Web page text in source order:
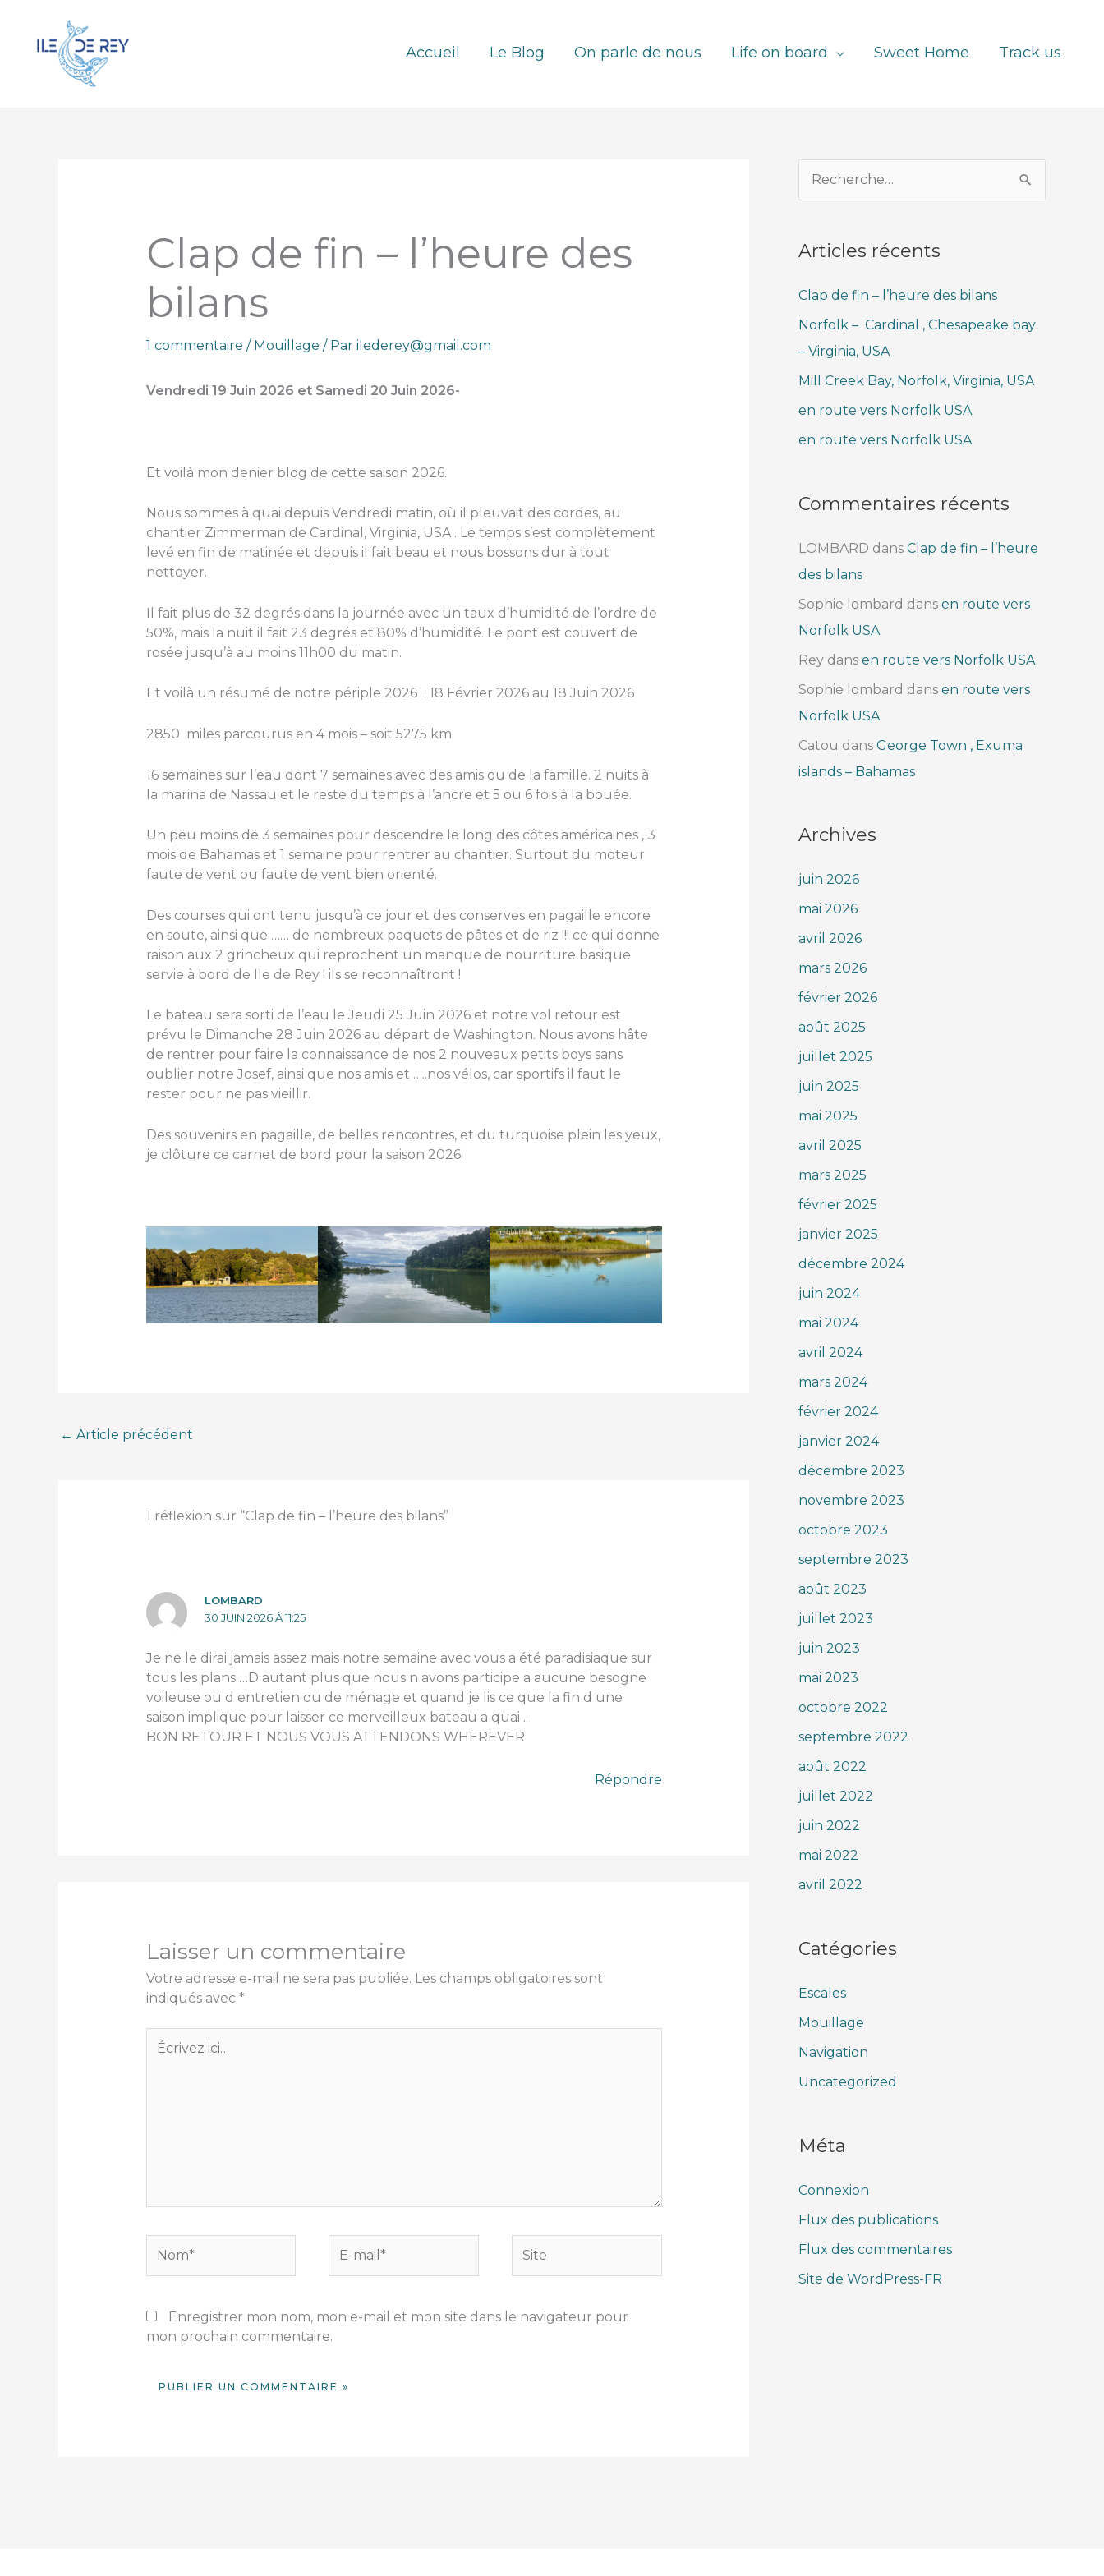
contenu
Accueil Le Blog On parle de nous Life on board Sweet Home Track us
Clap de fin – l’heure des
bilans
1 commentaire / Mouillage / Par ilederey@gmail.com
Vendredi 19 Juin 2026 et Samedi 20 Juin 2026-
Et voilà mon denier blog de cette saison 2026.
Nous sommes à quai depuis Vendredi matin, où il pleuvait des cordes, au
chantier Zimmerman de Cardinal, Virginia, USA . Le temps s’est complètement
levé en fin de matinée et depuis il fait beau et nous bossons dur à tout
nettoyer.
Il fait plus de 32 degrés dans la journée avec un taux d’humidité de l’ordre de
50%, mais la nuit il fait 23 degrés et 80% d’humidité. Le pont est couvert de
rosée jusqu’à au moins 11h00 du matin.
Et voilà un résumé de notre périple 2026 : 18 Février 2026 au 18 Juin 2026
2850 miles parcourus en 4 mois – soit 5275 km
16 semaines sur l’eau dont 7 semaines avec des amis ou de la famille. 2 nuits à
la marina de Nassau et le reste du temps à l’ancre et 5 ou 6 fois à la bouée.
Un peu moins de 3 semaines pour descendre le long des côtes américaines , 3
mois de Bahamas et 1 semaine pour rentrer au chantier. Surtout du moteur
faute de vent ou faute de vent bien orienté.
Des courses qui ont tenu jusqu’à ce jour et des conserves en pagaille encore
en soute, ainsi que …… de nombreux paquets de pâtes et de riz !!! ce qui donne
raison aux 2 grincheux qui reprochent un manque de nourriture basique
servie à bord de Ile de Rey ! ils se reconnaîtront !
Le bateau sera sorti de l’eau le Jeudi 25 Juin 2026 et notre vol retour est
prévu le Dimanche 28 Juin 2026 au départ de Washington. Nous avons hâte
de rentrer pour faire la connaissance de nos 2 nouveaux petits boys sans
oublier notre Josef, ainsi que nos amis et …..nos vélos, car sportifs il faut le
rester pour ne pas vieillir.
Des souvenirs en pagaille, de belles rencontres, et du turquoise plein les yeux,
je clôture ce carnet de bord pour la saison 2026.
← Article précédent
1 réflexion sur “Clap de fin – l’heure des bilans”
LOMBARD
30 JUIN 2026 À 11:25
Je ne le dirai jamais assez mais notre semaine avec vous a été paradisiaque sur
tous les plans …D autant plus que nous n avons participe a aucune besogne
voileuse ou d entretien ou de ménage et quand je lis ce que la fin d une
saison implique pour laisser ce merveilleux bateau a quai ..
BON RETOUR ET NOUS VOUS ATTENDONS WHEREVER
Répondre
Laisser un commentaire
Votre adresse e-mail ne sera pas publiée. Les champs obligatoires sont
indiqués avec *
Écrivez
ici…
mail*
Enregistrer mon nom, mon e-mail et mon site dans le navigateur pour
mon prochain commentaire.
e
h
r
c
h
e
r
Articles récents
Clap de fin – l’heure des bilans
Norfolk – Cardinal , Chesapeake bay
– Virginia, USA
Mill Creek Bay, Norfolk, Virginia, USA
en route vers Norfolk USA
en route vers Norfolk USA
Commentaires récents
LOMBARD dansClap de fin – l’heure
des bilans
Sophie lombard dansen route vers
Norfolk USA
Rey dansen route vers Norfolk USA
Sophie lombard dansen route vers
Norfolk USA
Catou dansGeorge Town , Exuma
islands – Bahamas
Archives
juin 2026
mai 2026
avril 2026
mars 2026
février 2026
août 2025
juillet 2025
juin 2025
mai 2025
avril 2025
mars 2025
février 2025
janvier 2025
décembre 2024
juin 2024
mai 2024
avril 2024
mars 2024
février 2024
janvier 2024
décembre 2023
novembre 2023
octobre 2023
septembre 2023
août 2023
juillet 2023
juin 2023
mai 2023
octobre 2022
septembre 2022
août 2022
juillet 2022
juin 2022
mai 2022
avril 2022
Catégories
Escales
Mouillage
Navigation
Uncategorized
Méta
Connexion
Flux des publications
Flux des commentaires
Site de WordPress-FR